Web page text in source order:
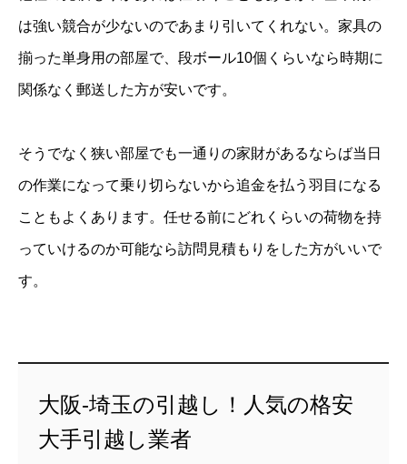
は強い競合が少ないのであまり引いてくれない。家具の
揃った単身用の部屋で、段ボール10個くらいなら時期に
関係なく郵送した方が安いです。
そうでなく狭い部屋でも一通りの家財があるならば当日
の作業になって乗り切らないから追金を払う羽目になる
こともよくあります。任せる前にどれくらいの荷物を持
っていけるのか可能なら訪問見積もりをした方がいいで
す。
大阪-埼玉の引越し！人気の格安
大手引越し業者